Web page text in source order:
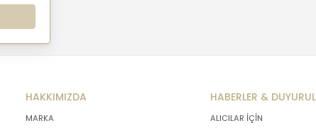
HAKKIMIZDA
MARKA
HABERLER &
ALICILAR İÇİN